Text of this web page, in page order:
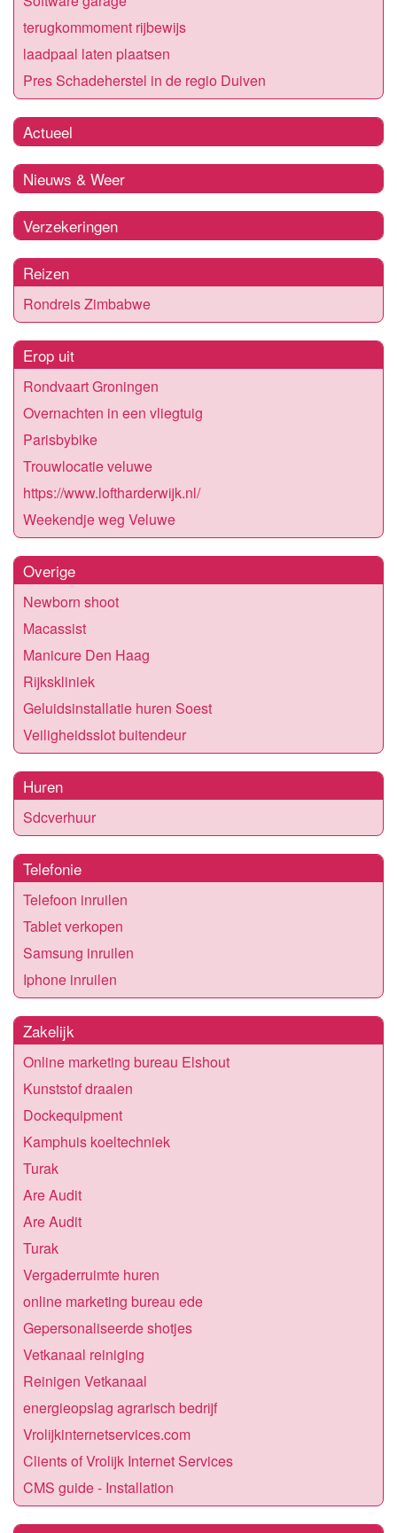
terugkommoment rijbewijs
laadpaal laten plaatsen
Pres Schadeherstel in de regio Duiven
Actueel
Nieuws & Weer
Verzekeringen
Reizen
Rondreis Zimbabwe
Erop uit
Rondvaart Groningen
Overnachten in een vliegtuig
Parisbybike
Trouwlocatie veluwe
https://www.loftharderwijk.nl/
Weekendje weg Veluwe
Overige
Newborn shoot
Macassist
Manicure Den Haag
Rijkskliniek
Geluidsinstallatie huren Soest
Veiligheidsslot buitendeur
Huren
Sdcverhuur
Telefonie
Telefoon inruilen
Tablet verkopen
Samsung inruilen
Iphone inruilen
Zakelijk
Online marketing bureau Elshout
Kunststof draaien
Dockequipment
Kamphuis koeltechniek
Turak
Are Audit
Are Audit
Turak
Vergaderruimte huren
online marketing bureau ede
Gepersonaliseerde shotjes
Vetkanaal reiniging
Reinigen Vetkanaal
energieopslag agrarisch bedrijf
Vrolijkinternetservices.com
Clients of Vrolijk Internet Services
CMS guide - Installation